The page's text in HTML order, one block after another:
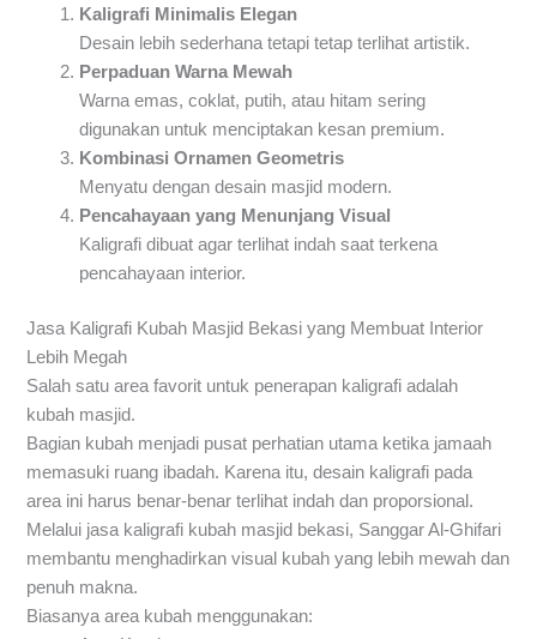
Kaligrafi Minimalis Elegan
Desain lebih sederhana tetapi tetap terlihat artistik.
Perpaduan Warna Mewah
Warna emas, coklat, putih, atau hitam sering
digunakan untuk menciptakan kesan premium.
Kombinasi Ornamen Geometris
Menyatu dengan desain masjid modern.
Pencahayaan yang Menunjang Visual
Kaligrafi dibuat agar terlihat indah saat terkena
pencahayaan interior.
Jasa Kaligrafi Kubah Masjid Bekasi yang Membuat Interior
Lebih Megah
Salah satu area favorit untuk penerapan kaligrafi adalah
kubah masjid.
Bagian kubah menjadi pusat perhatian utama ketika jamaah
memasuki ruang ibadah. Karena itu, desain kaligrafi pada
area ini harus benar-benar terlihat indah dan proporsional.
Melalui jasa kaligrafi kubah masjid bekasi, Sanggar Al-Ghifari
membantu menghadirkan visual kubah yang lebih mewah dan
penuh makna.
Biasanya area kubah menggunakan: